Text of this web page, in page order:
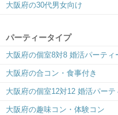
大阪府の30代男女向け
パーティータイプ
大阪府の個室8対8 婚活パーティ
大阪府の合コン・食事付き
大阪府の個室12対12 婚活パーテ
大阪府の趣味コン・体験コン